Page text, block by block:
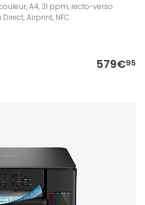
A4, 31 ppm, recto-verso
Airprint, NFC
579€95